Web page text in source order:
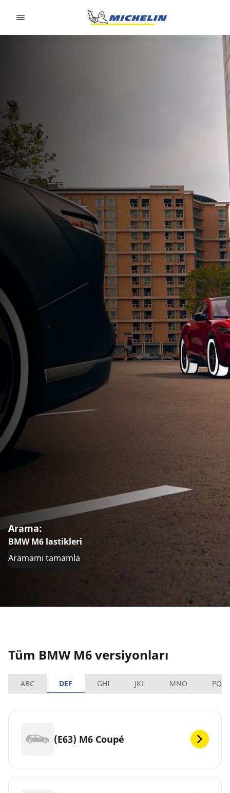
Arama:
BMW M6 lastikleri
Aramamı tamamla
Tüm BMW M6 versiyonları
ABC DEF GHI JKL MNO PQRS
(E63) M6 Coupé